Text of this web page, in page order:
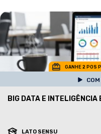
GANHE 2 POS
BIG DATA E INTELIGÊNCIA
LATO SENSU